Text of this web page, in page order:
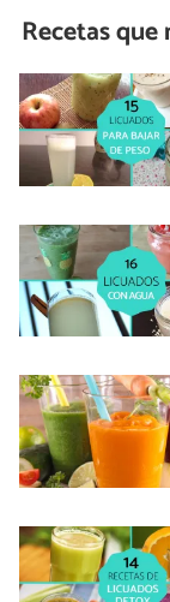
Recetas